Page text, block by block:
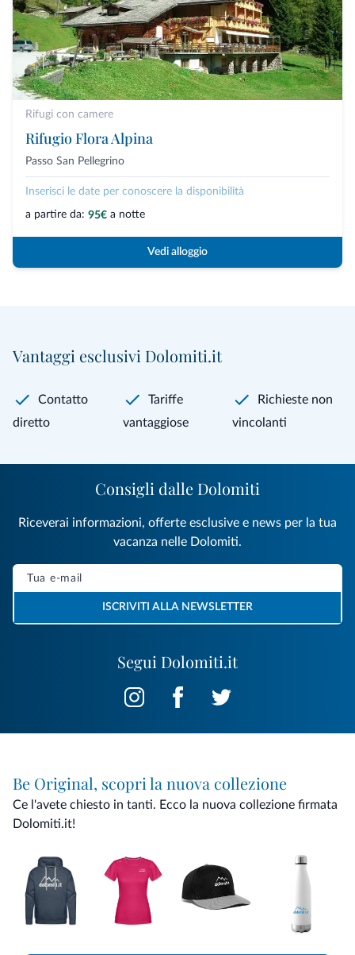
Rifugi con camere
Rifugio Flora Alpina
Passo San Pellegrino
Inserisci le date per conoscere la disponibilità
a partire da: 95€ a notte
Vedi alloggio
Vantaggi esclusivi Dolomiti.it
Contatto
diretto
Tariffe
vantaggiose
Richieste non
vincolanti
Segui Dolomiti.it
Consigli dalle Dolomiti
Riceverai informazioni, offerte esclusive e news per la tua
vacanza nelle Dolomiti.
ISCRIVITI ALLA NEWSLETTER
Be Original, scopri la nuova collezione
Ce l'avete chiesto in tanti. Ecco la nuova collezione firmata
Dolomiti.it!